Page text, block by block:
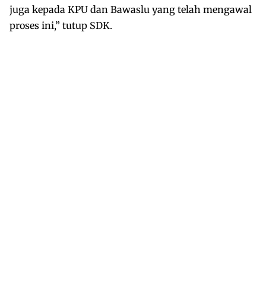
juga kepada KPU dan Bawaslu yang telah mengawal
proses ini,” tutup SDK.